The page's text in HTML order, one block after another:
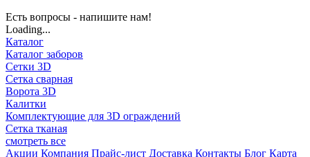
Есть вопросы - напишите нам!
Loading...
Каталог
Каталог заборов
Сетки 3D
Сетка сварная
Ворота 3D
Калитки
Комплектующие для 3D ограждений
Сетка тканая
смотреть все
Акции Компания Прайс-лист Доставка Контакты Блог Карта